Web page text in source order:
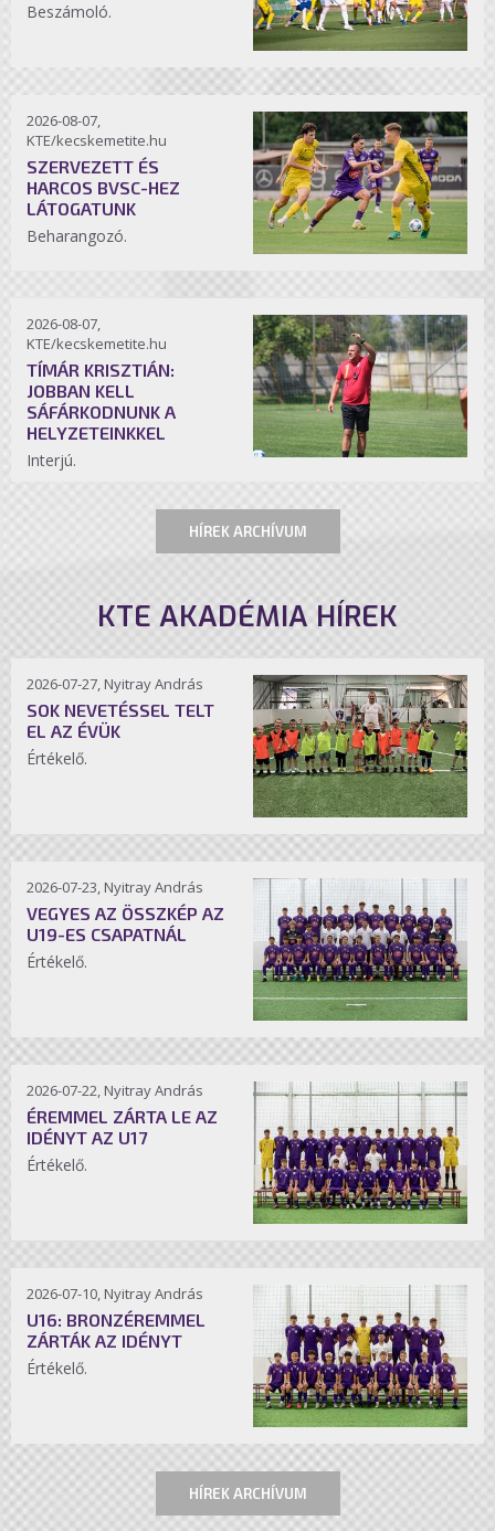
Beszámoló.
2026-08-07,
KTE/kecskemetite.hu
SZERVEZETT ÉS
HARCOS BVSC-HEZ
LÁTOGATUNK
Beharangozó.
2026-08-07,
KTE/kecskemetite.hu
TÍMÁR KRISZTIÁN:
JOBBAN KELL
SÁFÁRKODNUNK A
HELYZETEINKKEL
Interjú.
HÍREK ARCHÍVUM
KTE AKADÉMIA HÍREK
2026-07-27, Nyitray András
SOK NEVETÉSSEL TELT
EL AZ ÉVÜK
Értékelő.
2026-07-23, Nyitray András
VEGYES AZ ÖSSZKÉP AZ
U19-ES CSAPATNÁL
Értékelő.
2026-07-22, Nyitray András
ÉREMMEL ZÁRTA LE AZ
IDÉNYT AZ U17
Értékelő.
2026-07-10, Nyitray András
U16: BRONZÉREMMEL
ZÁRTÁK AZ IDÉNYT
Értékelő.
HÍREK ARCHÍVUM